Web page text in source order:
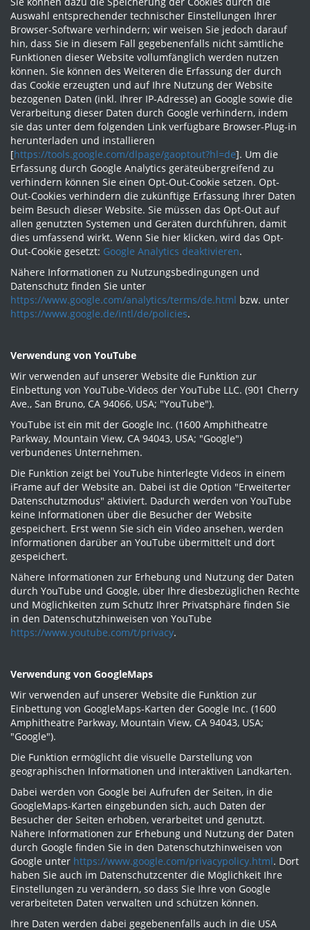
Sie können dazu die Speicherung der Cookies durch die
Auswahl entsprechender technischer Einstellungen Ihrer
Browser-Software verhindern; wir weisen Sie jedoch darauf
hin, dass Sie in diesem Fall gegebenenfalls nicht sämtliche
Funktionen dieser Website vollumfänglich werden nutzen
können. Sie können des Weiteren die Erfassung der durch
das Cookie erzeugten und auf Ihre Nutzung der Website
bezogenen Daten (inkl. Ihrer IP-Adresse) an Google sowie die
Verarbeitung dieser Daten durch Google verhindern, indem
sie das unter dem folgenden Link verfügbare Browser-Plug-in
herunterladen und installieren
https://tools.google.com/dlpage/gaoptout?hl=de ]. Um die
Erfassung durch Google Analytics geräteübergreifend zu
verhindern können Sie einen Opt-Out-Cookie setzen. Opt-
Out-Cookies verhindern die zukünftige Erfassung Ihrer Daten
beim Besuch dieser Website. Sie müssen das Opt-Out auf
allen genutzten Systemen und Geräten durchführen, damit
dies umfassend wirkt. Wenn Sie hier klicken, wird das Opt-
Out-Cookie gesetzt: Google Analytics deaktivieren.
Nähere Informationen zu Nutzungsbedingungen und
Datenschutz finden Sie unter
https://www.google.com/analytics/terms/de.html
bzw. unter
https://www.google.de/intl/de/policies.
Verwendung von YouTube
Wir verwenden auf unserer Website die Funktion zur
Einbettung von YouTube-Videos der YouTube LLC. (901 Cherry
Ave., San Bruno, CA 94066, USA; "YouTube").
YouTube ist ein mit der Google Inc. (1600 Amphitheatre
Parkway, Mountain View, CA 94043, USA; "Google")
verbundenes Unternehmen.
Die Funktion zeigt bei YouTube hinterlegte Videos in einem
iFrame auf der Website an. Dabei ist die Option "Erweiterter
Datenschutzmodus" aktiviert. Dadurch werden von YouTube
keine Informationen über die Besucher der Website
gespeichert. Erst wenn Sie sich ein Video ansehen, werden
Informationen darüber an YouTube übermittelt und dort
gespeichert.
Nähere Informationen zur Erhebung und Nutzung der Daten
durch YouTube und Google, über Ihre diesbezüglichen Rechte
und Möglichkeiten zum Schutz Ihrer Privatsphäre finden Sie
in den Datenschutzhinweisen von YouTube
https://www.youtube.com/t/privacy.
Verwendung von GoogleMaps
Wir verwenden auf unserer Website die Funktion zur
Einbettung von GoogleMaps-Karten der Google Inc. (1600
Amphitheatre Parkway, Mountain View, CA 94043, USA;
"Google").
Die Funktion ermöglicht die visuelle Darstellung von
geographischen Informationen und interaktiven Landkarten.
Dabei werden von Google bei Aufrufen der Seiten, in die
GoogleMaps-Karten eingebunden sich, auch Daten der
Besucher der Seiten erhoben, verarbeitet und genutzt.
Nähere Informationen zur Erhebung und Nutzung der Daten
durch Google finden Sie in den Datenschutzhinweisen von
Google unter https://www.google.com/privacypolicy.html . Dort
haben Sie auch im Datenschutzcenter die Möglichkeit Ihre
Einstellungen zu verändern, so dass Sie Ihre von Google
verarbeiteten Daten verwalten und schützen können.
Ihre Daten werden dabei gegebenenfalls auch in die USA